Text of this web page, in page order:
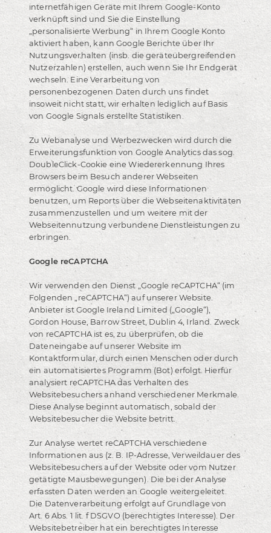
internetfähigen Geräte mit Ihrem Google-Konto
verknüpft sind und Sie die Einstellung
„personalisierte Werbung“ in Ihrem Google Konto
aktiviert haben, kann Google Berichte über Ihr
Nutzungsverhalten (insb. die geräteübergreifenden
Nutzerzahlen) erstellen, auch wenn Sie Ihr Endgerät
wechseln. Eine Verarbeitung von
personenbezogenen Daten durch uns findet
insoweit nicht statt, wir erhalten lediglich auf Basis
von Google Signals erstellte Statistiken.
Zu Webanalyse und Werbezwecken wird durch die
Erweiterungsfunktion von Google Analytics das sog.
DoubleClick-Cookie eine Wiedererkennung Ihres
Browsers beim Besuch anderer Webseiten
ermöglicht. Google wird diese Informationen
benutzen, um Reports über die Webseitenaktivitäten
zusammenzustellen und um weitere mit der
Webseitennutzung verbundene Dienstleistungen zu
erbringen.
Google reCAPTCHA
Wir verwenden den Dienst „Google reCAPTCHA“ (im
Folgenden „reCAPTCHA“) auf unserer Website.
Anbieter ist Google Ireland Limited („Google“),
Gordon House, Barrow Street, Dublin 4, Irland. Zweck
von reCAPTCHA ist es, zu überprüfen, ob die
Dateneingabe auf unserer Website im
Kontaktformular, durch einen Menschen oder durch
ein automatisiertes Programm (Bot) erfolgt. Hierfür
analysiert reCAPTCHA das Verhalten des
Websitebesuchers anhand verschiedener Merkmale.
Diese Analyse beginnt automatisch, sobald der
Websitebesucher die Website betritt.
Zur Analyse wertet reCAPTCHA verschiedene
Informationen aus (z. B. IP-Adresse, Verweildauer des
Websitebesuchers auf der Website oder vom Nutzer
getätigte Mausbewegungen). Die bei der Analyse
erfassten Daten werden an Google weitergeleitet.
Die Datenverarbeitung erfolgt auf Grundlage von
Art. 6 Abs. 1 lit. f DSGVO (berechtigtes Interesse). Der
Websitebetreiber hat ein berechtigtes Interesse